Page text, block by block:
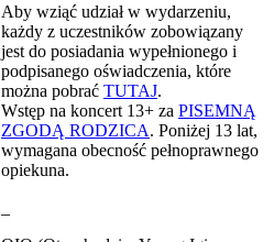
Aby wziąć udział w wydarzeniu,
każdy z uczestników zobowiązany
jest do posiadania wypełnionego i
podpisanego oświadczenia, które
można pobrać TUTAJ.
Wstęp na koncert 13+ za PISEMNĄ
ZGODĄ RODZICA. Poniżej 13 lat,
wymagana obecność pełnoprawnego
opiekuna.